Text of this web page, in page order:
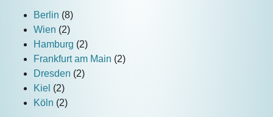
Berlin (8)
Wien (2)
Hamburg (2)
Frankfurt am Main (2)
Dresden (2)
Kiel (2)
Köln (2)